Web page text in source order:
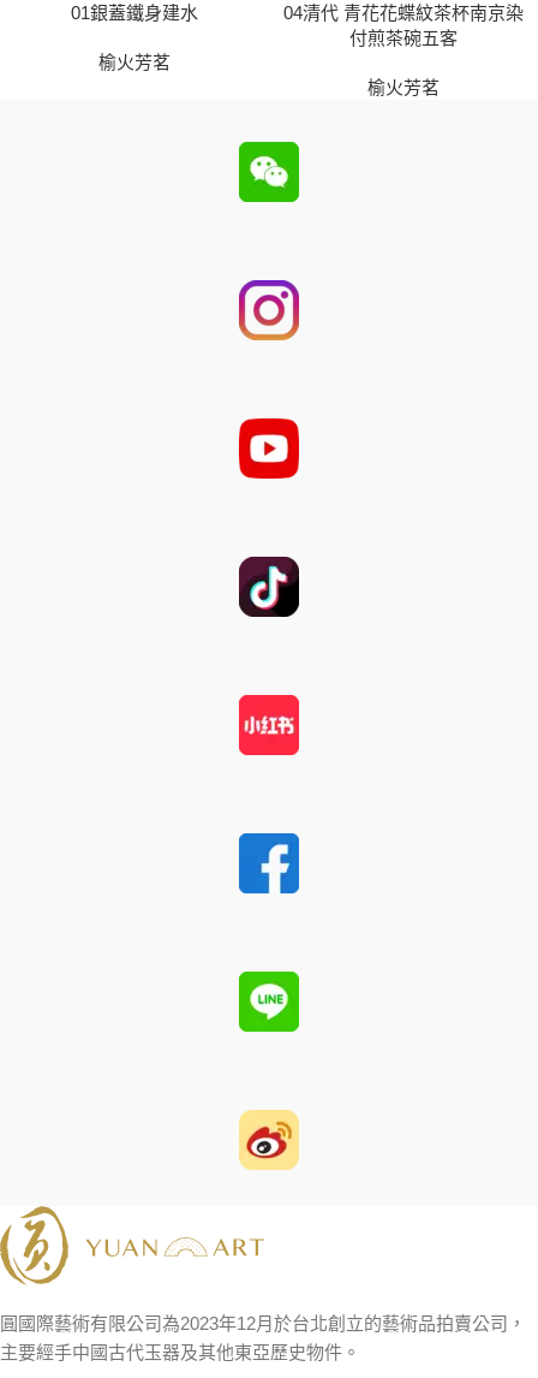
01銀蓋鐵身建水
榆火芳茗
04清代 青花花蝶紋茶杯南京染
付煎茶碗五客
榆火芳茗
圓國際藝術有限公司為2023年12月於台北創立的藝術品拍賣公司，
主要經手中國古代玉器及其他東亞歷史物件。